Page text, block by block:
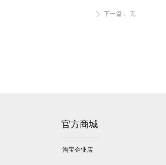
ꄲ 下一篇： 无
淘宝企业店
官方商城